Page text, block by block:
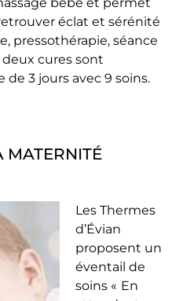
éclat et sérénité
pressothérapie, séance
cures sont
3 jours avec 9 soins.
MATERNITÉ
Les Thermes
d’Évian
proposent un
éventail de
soins « En